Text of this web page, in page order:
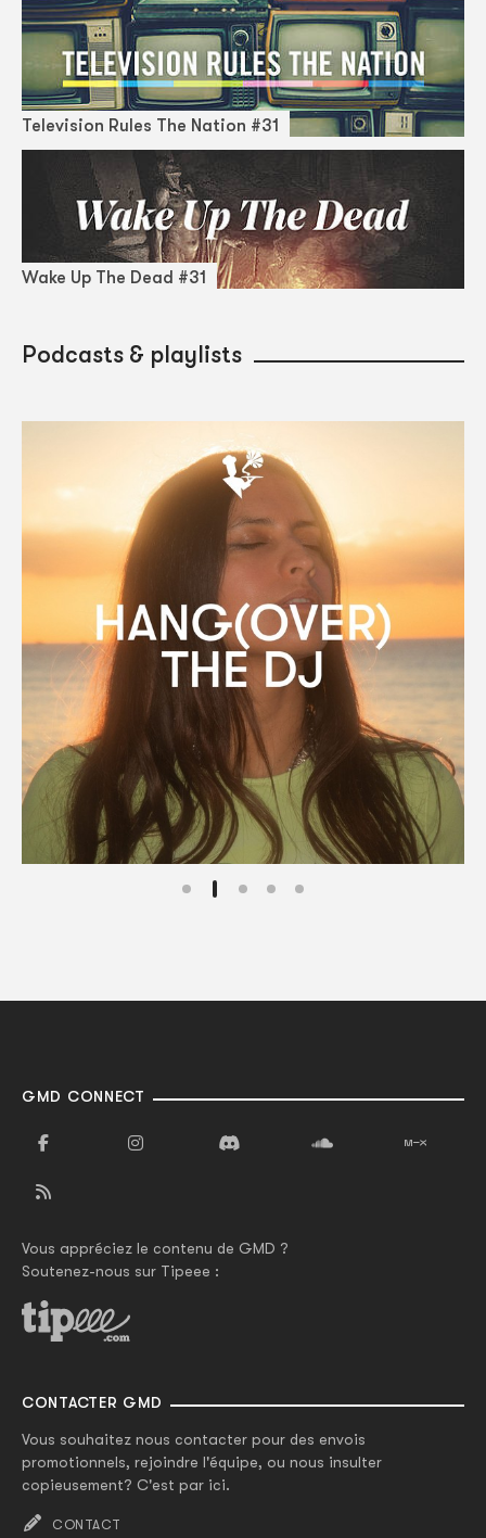
Television Rules The Nation #31
Wake Up The Dead #31
Podcasts & playlists
GMD CONNECT
Vous appréciez le contenu de GMD ?
Soutenez-nous sur Tipeee :
CONTACTER GMD
Vous souhaitez nous contacter pour des envois
promotionnels, rejoindre l'équipe, ou nous insulter
copieusement? C'est par ici.
CONTACT